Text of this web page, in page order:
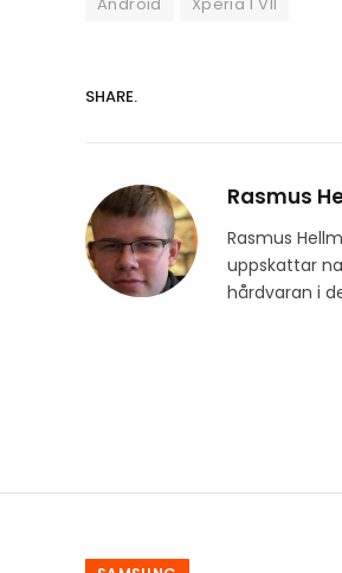
SHARE.
Rasmus
Rasmus
uppskattar
hårdvaran i